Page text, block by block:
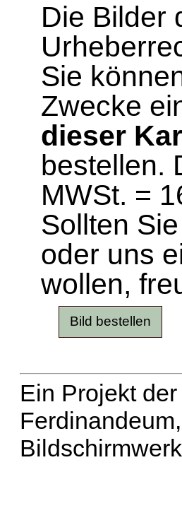
Die Bilder
Sie
Zwecke
dieser
bestellen.
MWSt. =
Sollten
oder uns
wollen,
Ein Projekt